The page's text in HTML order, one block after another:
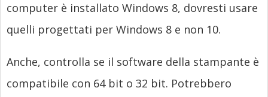
computer è installato Windows 8, dovresti usare
quelli progettati per Windows 8 e non 10.
Anche, controlla se il software della stampante è
compatibile con 64 bit o 32 bit. Potrebbero